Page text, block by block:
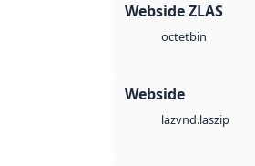
Webside ZLAS
octetbin
Webside
lazvnd.laszip